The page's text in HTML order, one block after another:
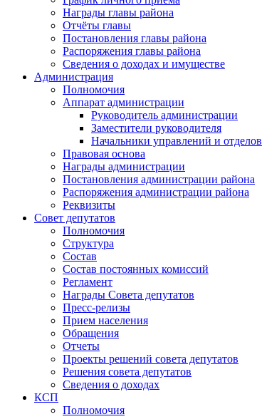
Награды главы района
Отчёты главы
Постановления главы района
Распоряжения главы района
Сведения о доходах и имуществе
Администрация
Полномочия
Аппарат администрации
Руководитель администрации
Заместители руководителя
Начальники управлений и отделов
Правовая основа
Награды администрации
Постановления администрации района
Распоряжения администрации района
Реквизиты
Совет депутатов
Полномочия
Структура
Состав
Состав постоянных комиссий
Регламент
Награды Совета депутатов
Пресс-релизы
Прием населения
Обращения
Отчеты
Проекты решений совета депутатов
Решения совета депутатов
Сведения о доходах
КСП
Полномочия